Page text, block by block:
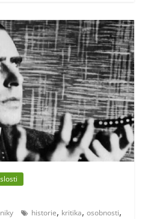
historie, kritika,osobnosti,